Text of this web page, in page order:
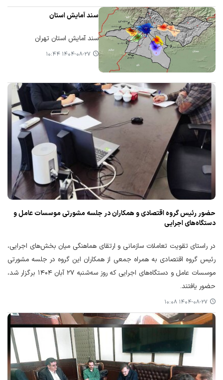
سند آمایش استان
سند آمایش استان تهران
۱۴۰۴-۰۸-۲۷ ۱۰:۴۴
حضور رئیس گروه اقتصادی و همکاران در جلسه مشورتی موسسات عامل و
دستگاه‌های اجرایی
در راستای تقویت تعاملات سازمانی و ارتقای هماهنگی میان بخش‌های اجرایی،
رئیس گروه اقتصادی به همراه جمعی از همکاران این گروه در جلسه مشورتی
موسسات عامل و دستگاه‌های اجرایی که روز سه‌شنبه ۲۷ آبان ۱۴۰۴ برگزار شد،
حضور یافتند.
۱۴۰۴-۰۸-۲۷ ۱۰:۰۸